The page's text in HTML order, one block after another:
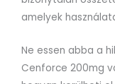
amelyek
Ne essen abba a
Cenforce 200mg